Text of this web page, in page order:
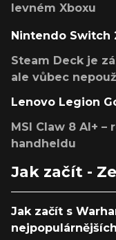
levném Xboxu
Nintendo Switch
Steam Deck je
ale vůbec
Lenovo Legion
MSI Claw 8 AI+ –
handheldu
Jak začít -
Jak začít s